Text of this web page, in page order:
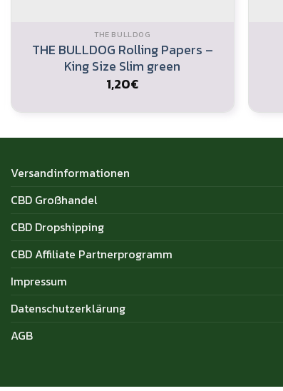
THE BULLDOG
THE BULLDOG Rolling Papers –
King Size Slim green
1,20€
Versandinformationen
CBD Großhandel
CBD Dropshipping
CBD Affiliate Partnerprogramm
Impressum
Datenschutzerklärung
AGB